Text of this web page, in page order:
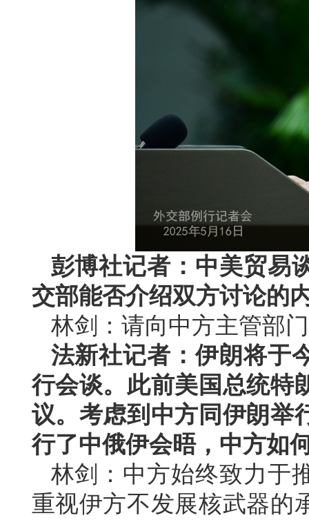
彭博社记者：中美贸易
交部能否介绍双方讨论的
林剑：请向中方主管部
法新社记者：伊朗将于
行会谈。此前美国总统特
议。考虑到中方同伊朗举
行了中俄伊会晤，中方如
林剑：中方始终致力于
重视伊方不发展核武器的